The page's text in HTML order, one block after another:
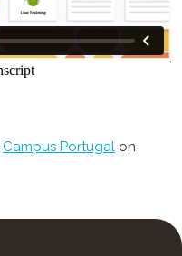
Campus Portugal on